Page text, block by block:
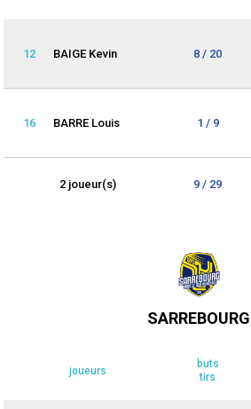
12 BAIGE Kevin 8 / 20
16 BARRE Louis 1 / 9
2 joueur(s) 9 / 29
SARREBOURG
joueurs
buts
tirs